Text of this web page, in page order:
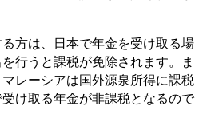
方は、日本で年金を受け取る場
行うと課税が免除されます。ま
レーシアは国外源泉所得に課税
け取る年金が非課税となるので